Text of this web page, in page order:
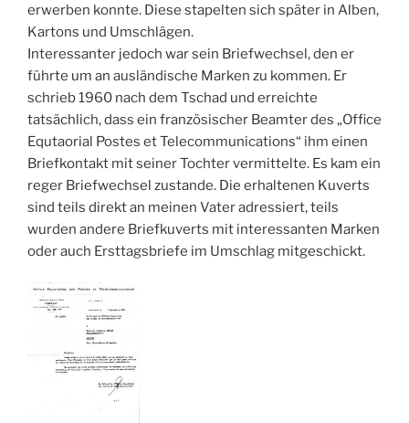
erwerben konnte. Diese stapelten sich später in Alben,
Kartons und Umschlägen.
Interessanter jedoch war sein Briefwechsel, den er
führte um an ausländische Marken zu kommen. Er
schrieb 1960 nach dem Tschad und erreichte
tatsächlich, dass ein französischer Beamter des „Office
Equtaorial Postes et Telecommunications“ ihm einen
Briefkontakt mit seiner Tochter vermittelte. Es kam ein
reger Briefwechsel zustande. Die erhaltenen Kuverts
sind teils direkt an meinen Vater adressiert, teils
wurden andere Briefkuverts mit interessanten Marken
oder auch Ersttagsbriefe im Umschlag mitgeschickt.